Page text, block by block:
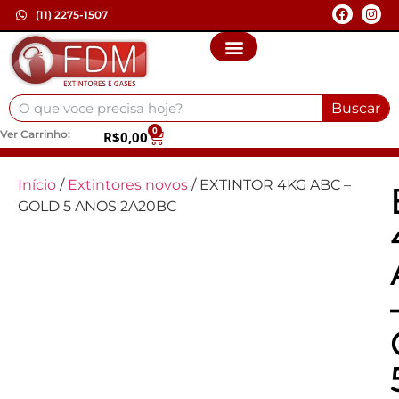
(11) 2275-1507
Buscar
Ver Carrinho: R$0,00 0
Início / Extintores novos / EXTINTOR 4KG ABC –
GOLD 5 ANOS 2A20BC